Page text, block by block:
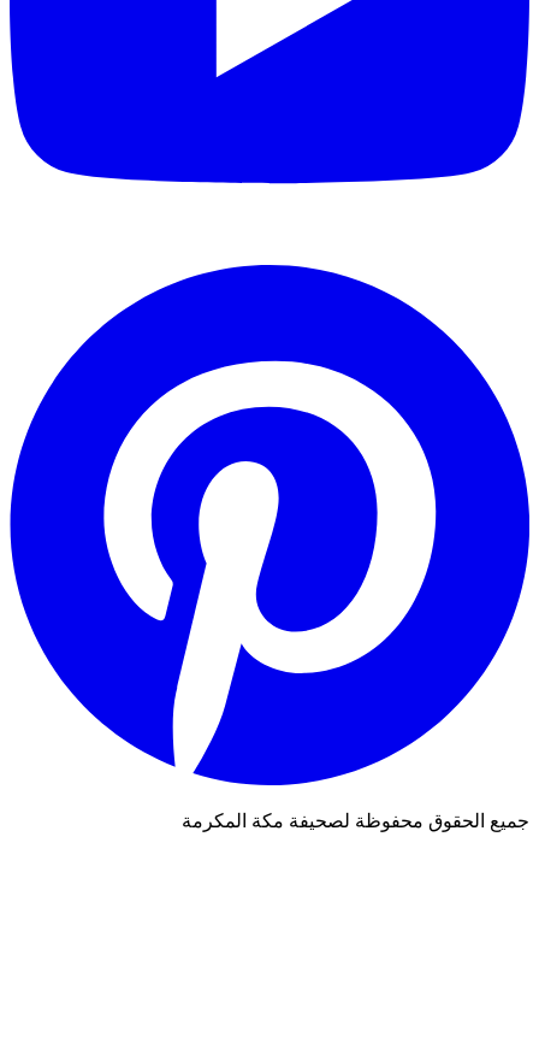
جميع الحقوق محفوظة لصحيفة مكة المكرمة